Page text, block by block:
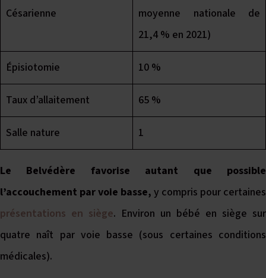
Césarienne
moyenne nationale de
21,4 % en 2021)
Épisiotomie 10 %
Taux d’allaitement 65 %
Salle nature 1
Le Belvédère favorise autant que possible
l’accouchement par voie basse, y compris pour certaines
présentations en siège. Environ un bébé en siège sur
quatre naît par voie basse (sous certaines conditions
médicales).